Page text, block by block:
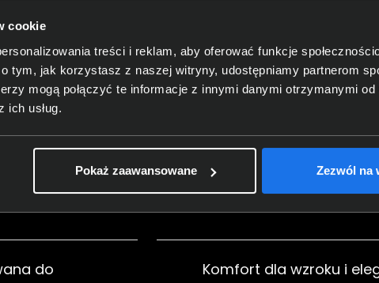
cookie
treści i reklam, aby oferować funkcje
tym, jak korzystasz z naszej witryny, udostępniamy partnerom
mogą połączyć te informacje z innymi danymi otrzymanymi od
ich usług.
Pokaż zaawansowane Zezwól na
się zarówno w pojedynczym stanowisku, jak i w
cały dzień
Ergonomia, która
użytkownika
do
Komfort dla wzroku i